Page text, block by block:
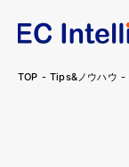
TOP Tips&ノウハウ